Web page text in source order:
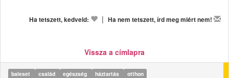
Ha tetszett, kedveld: | Ha nem tetszett, írd meg miért nem!
Vissza a címlapra
baleset család egészség háztartás otthon